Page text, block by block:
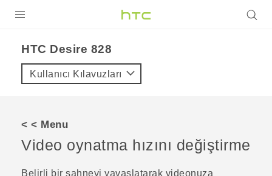
VIVE
VIVERSE
DESTEK
HTC Desire 828‎
Kullanıcı Kılavuzları
< < Menu
Video oynatma hızını değiştirme
Belirli bir sahneyi yavaşlatarak videonuza